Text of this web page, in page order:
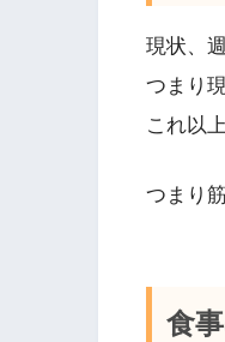
現状、
つまり
これ以
つまり
食